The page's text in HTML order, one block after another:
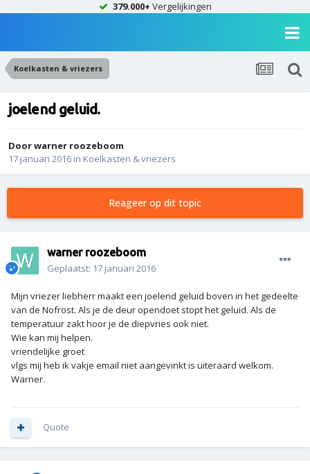
379.000+ Vergelijkingen
Koelkasten & vriezers
joelend geluid.
Doorwarner roozeboom
17 januari 2016 in Koelkasten & vriezers
Reageer op dit topic
warner roozeboom
Geplaatst: 17 januari 2016
Mijn vriezer liebherr maakt een joelend geluid boven in het gedeelte
van de Nofrost. Als je de deur opendoet stopt het geluid. Als de
temperatuur zakt hoor je de diepvries ook niet.
Wie kan mij helpen.
vriendelijke groet
vlgs mij heb ik vakje email niet aangevinkt is uiteraard welkom.
Warner.
Quote